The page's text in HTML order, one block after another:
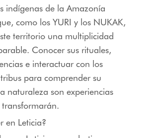
indígenas de la Amazonía
como los YURI y los NUKAK,
territorio una multiplicidad
Conocer sus rituales,
e interactuar con los
tribus para comprender su
naturaleza son experiencias
en Leticia?